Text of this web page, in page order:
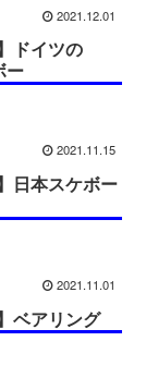
2021.12.01
ドイツの
ー
2021.11.15
日本スケボー
2021.11.01
ベアリング